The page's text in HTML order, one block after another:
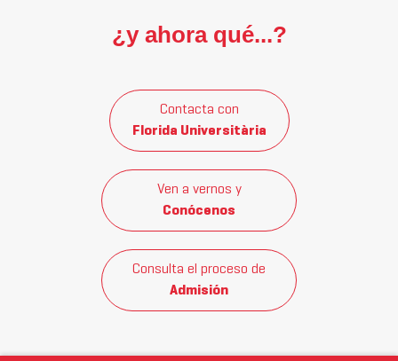
¿y ahora qué...?
Contacta con
Florida Universitària
Ven a vernos y
Conócenos
Consulta el proceso de
Admisión